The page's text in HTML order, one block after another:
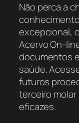
Não perca a
excepcional,
Acervo On-
documentos
saúde.
futuros
terceiro molar
eficazes.